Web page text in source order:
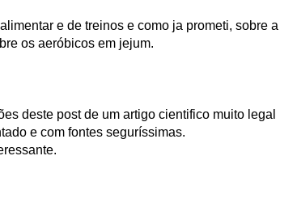
e de treinos e como ja prometi, sobre a
os aeróbicos em jejum.
deste post de um artigo cientifico muito legal
e com fontes seguríssimas.